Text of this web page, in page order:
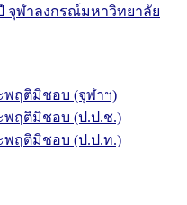
จุฬาลงกรณ์มหาวิทยาลัย
พฤติมิชอบ (จุฬาฯ)
พฤติมิชอบ (ป.ป.ช.)
พฤติมิชอบ (ป.ป.ท.)